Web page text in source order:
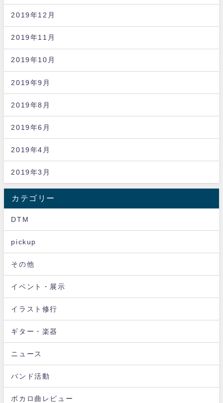
2019年12月
2019年11月
2019年10月
2019年9月
2019年8月
2019年6月
2019年4月
2019年3月
カテゴリー
DTM
pickup
その他
イベント・展示
イラスト修行
ギター・楽器
ニュース
バンド活動
ボカロ曲レビュー